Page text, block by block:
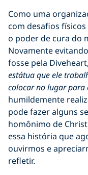
Como uma
com desafios
o poder de cura do
Novamente
fosse pela Diveheart,
estátua que ele
colocar no lugar para
humildemente
pode fazer alguns
homônimo de
essa história que
ouvirmos e
refletir.